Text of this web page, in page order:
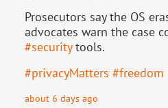
Prosecutors say the OS
advocates warn the case
#securitytools.
#privacyMatters #freedom
about 6 days ago